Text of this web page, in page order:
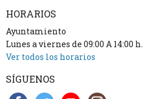
HORARIOS
Ayuntamiento
Lunes a viernes de 09:00 A 14:00 h.
Ver todos los horarios
SÍGUENOS